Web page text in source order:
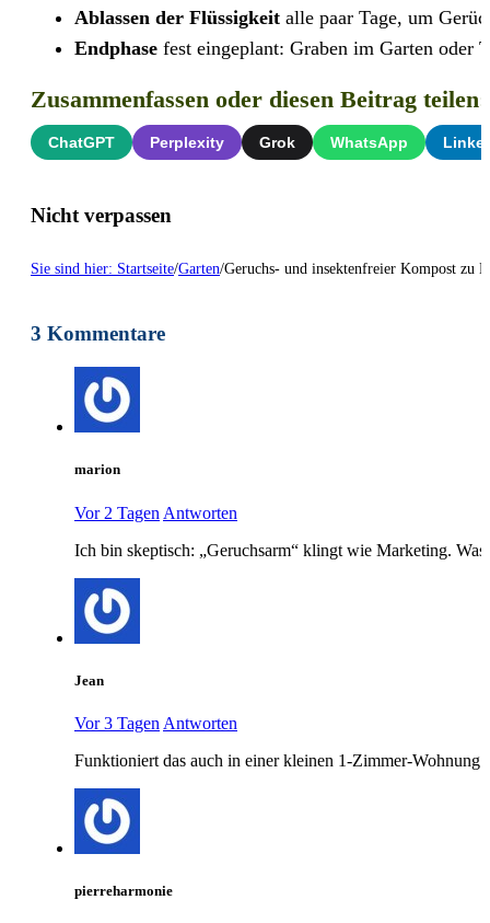
Ablassen der Flüssigkeit alle paar Tage, um
Endphase fest eingeplant: Graben im Garten oder
Zusammenfassen oder diesen Beitrag teilen:
ChatGPT Perplexity Grok WhatsApp
Nicht verpassen
Sie sind hier: Startseite/Garten/Geruchs- und insektenfreier Kompost zu
3 Kommentare
marion
Vor 2 Tagen Antworten
Ich bin skeptisch: „Geruchsarm“ klingt wie Marketing.
Jean
Vor 3 Tagen Antworten
Funktioniert das auch in einer kleinen 1-Zimmer-Wohnung
pierreharmonie